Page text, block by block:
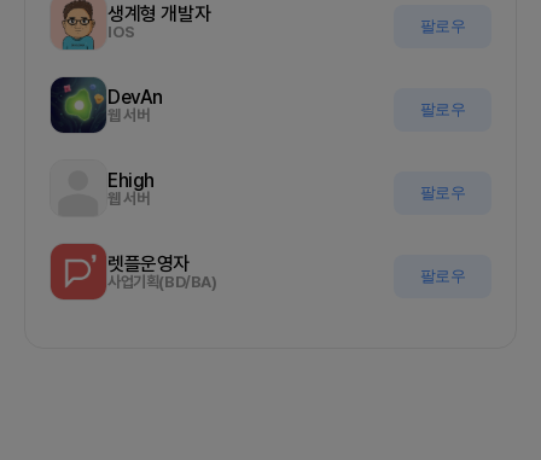
생계형 개발자
IOS 팔로우
DevAn
웹 서버 팔로우
Ehigh
웹 서버 팔로우
렛플운영자
사업기획(BD/BA) 팔로우